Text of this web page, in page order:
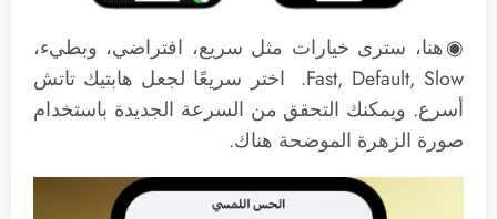
◉هنا، سترى خيارات مثل سريع، افتراضي، وبطيء،
Fast, Default, Slow. اختر سريعًا لجعل هابتيك تاتش
أسرع. ويمكنك التحقق من السرعة الجديدة باستخدام
صورة الزهرة الموضحة هناك.